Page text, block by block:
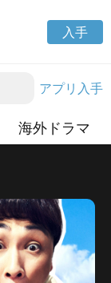
入手
アプリ入手
海外ドラマ